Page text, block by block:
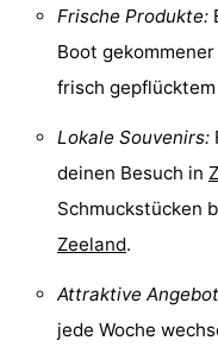
Sehen
Denkmäler
Frische Produkte:
Boot
frisch
Lokale Souvenirs:
deinen Besuch in
Schmuckstücken
Zeeland.
Attraktive
jede Woche